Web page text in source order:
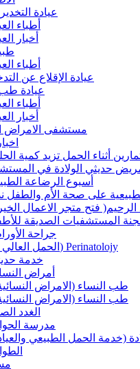
عيادة
أطباء
أخبار
أطباء
عيادة الإقلاع عن
عيادة
أطباء
أخبار
مستشفى الامراض
أثناء الحمل تزيد كمية
حديثي الولادة في
أسبوع الرضاعة
على صحة الأم والطفل
اليد الرحيم
المستشفيات الصديقة
جراحة
(الحمل العالي الخطورة) Perinatolojy
خدمة
أمراض
طب النساء (الامراض
طب النساء (الامراض
الغدد
مدرسة
(خدمة الحمل الطبيعي